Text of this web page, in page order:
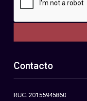
Contacto
RUC: 20155945860